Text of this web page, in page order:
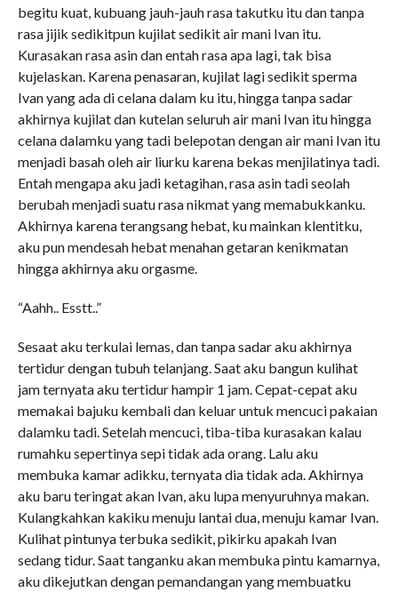
begitu kuat, kubuang jauh-jauh rasa takutku itu dan tanpa
rasa jijik sedikitpun kujilat sedikit air mani Ivan itu.
Kurasakan rasa asin dan entah rasa apa lagi, tak bisa
kujelaskan. Karena penasaran, kujilat lagi sedikit sperma
Ivan yang ada di celana dalam ku itu, hingga tanpa sadar
akhirnya kujilat dan kutelan seluruh air mani Ivan itu hingga
celana dalamku yang tadi belepotan dengan air mani Ivan itu
menjadi basah oleh air liurku karena bekas menjilatinya tadi.
Entah mengapa aku jadi ketagihan, rasa asin tadi seolah
berubah menjadi suatu rasa nikmat yang memabukkanku.
Akhirnya karena terangsang hebat, ku mainkan klentitku,
aku pun mendesah hebat menahan getaran kenikmatan
hingga akhirnya aku orgasme.
“Aahh.. Esstt..”
Sesaat aku terkulai lemas, dan tanpa sadar aku akhirnya
tertidur dengan tubuh telanjang. Saat aku bangun kulihat
jam ternyata aku tertidur hampir 1 jam. Cepat-cepat aku
memakai bajuku kembali dan keluar untuk mencuci pakaian
dalamku tadi. Setelah mencuci, tiba-tiba kurasakan kalau
rumahku sepertinya sepi tidak ada orang. Lalu aku
membuka kamar adikku, ternyata dia tidak ada. Akhirnya
aku baru teringat akan Ivan, aku lupa menyuruhnya makan.
Kulangkahkan kakiku menuju lantai dua, menuju kamar Ivan.
Kulihat pintunya terbuka sedikit, pikirku apakah Ivan
sedang tidur. Saat tanganku akan membuka pintu kamarnya,
aku dikejutkan dengan pemandangan yang membuatku